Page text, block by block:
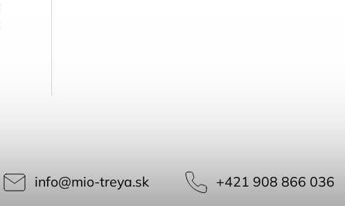
info@mio-treya.sk +421 908 866 036